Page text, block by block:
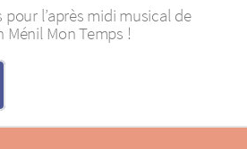
l’après midi musical de
Ménil Mon Temps !